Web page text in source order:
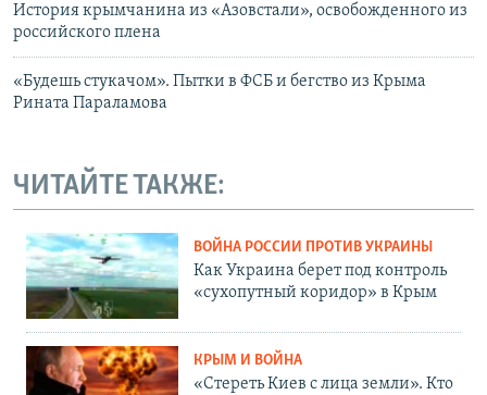
История крымчанина из «Азовстали», освобожденного из
российского плена
«Будешь стукачом». Пытки в ФСБ и бегство из Крыма
Рината Параламова
ЧИТАЙТЕ ТАКЖЕ:
ВОЙНА РОССИИ ПРОТИВ УКРАИНЫ
Как Украина берет под контроль
«сухопутный коридор» в Крым
КРЫМ И ВОЙНА
«Стереть Киев с лица земли». Кто